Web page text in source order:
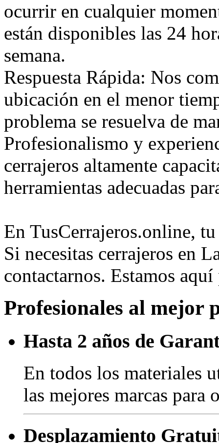
ocurrir en cualquier
están disponibles las 24
semana.
Respuesta Rápida: Nos
ubicación en el menor
problema se resuelva de
Profesionalismo y
cerrajeros altamente
herramientas adecuadas
En TusCerrajeros.online,
Si necesitas cerrajeros en
contactarnos. Estamos
Profesionales al mejor
Hasta 2 años de
En todos los materiales
las mejores marcas para
Desplazamiento